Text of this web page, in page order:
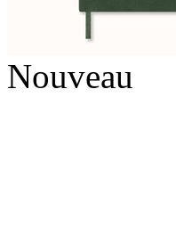
Nouveau